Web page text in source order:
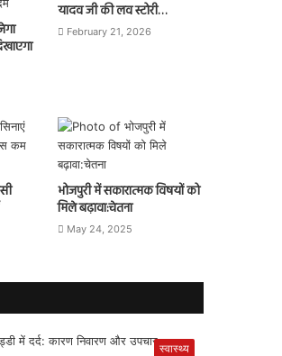
यादव जी की लव स्टोरी…
February 21, 2026
भोजपुरी में सकारात्मक विषयों को
मिले बढ़ावा:चेतना
May 24, 2025
स्वास्थ्य